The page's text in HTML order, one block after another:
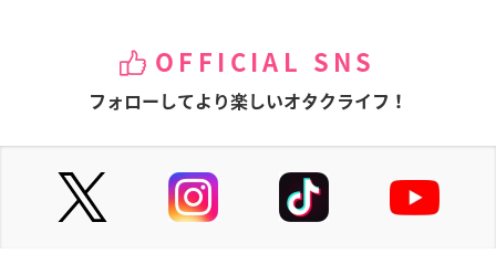
OFFICIAL SNS
フォローしてより楽しいオタクライフ！